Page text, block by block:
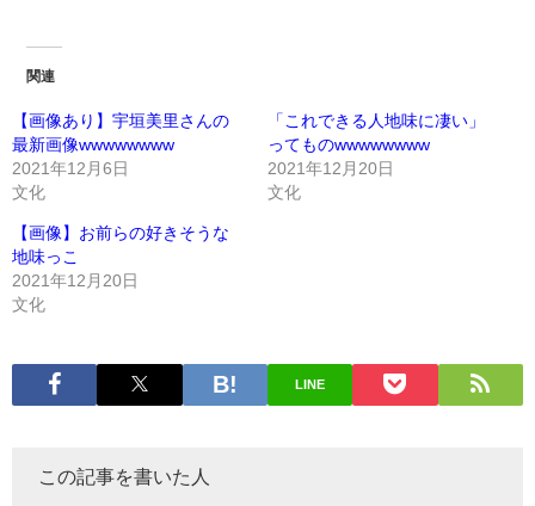
関連
【画像あり】宇垣美里さんの
最新画像wwwwwwww
2021年12月6日
文化
「これできる人地味に凄い」
ってものwwwwwwww
2021年12月20日
文化
【画像】お前らの好きそうな
地味っこ
2021年12月20日
文化
LINE
この記事を書いた人